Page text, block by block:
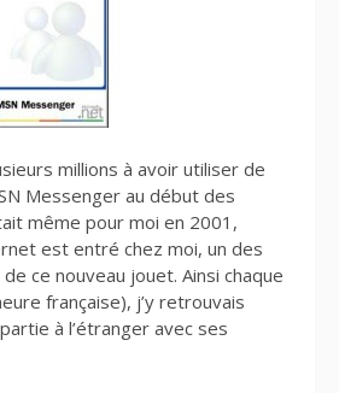
millions à avoir utiliser de
Messenger au début des
même pour moi en 2001,
est entré chez moi, un des
ce nouveau jouet. Ainsi chaque
française), j’y retrouvais
à l’étranger avec ses